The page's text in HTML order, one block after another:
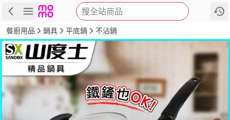
搜全站商品
商品 評價 詳情
餐廚用品 鍋具 平底鍋 不沾鍋